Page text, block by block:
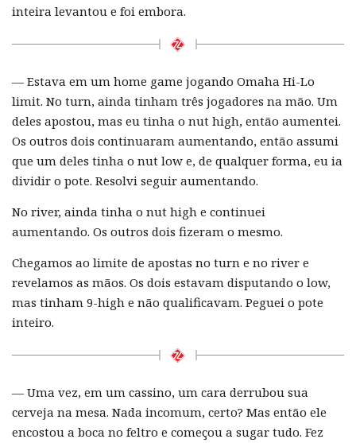
inteira levantou e foi embora.
— Estava em um home game jogando Omaha Hi-Lo
limit. No turn, ainda tinham três jogadores na mão. Um
deles apostou, mas eu tinha o nut high, então aumentei.
Os outros dois continuaram aumentando, então assumi
que um deles tinha o nut low e, de qualquer forma, eu ia
dividir o pote. Resolvi seguir aumentando.
No river, ainda tinha o nut high e continuei
aumentando. Os outros dois fizeram o mesmo.
Chegamos ao limite de apostas no turn e no river e
revelamos as mãos. Os dois estavam disputando o low,
mas tinham 9-high e não qualificavam. Peguei o pote
inteiro.
— Uma vez, em um cassino, um cara derrubou sua
cerveja na mesa. Nada incomum, certo? Mas então ele
encostou a boca no feltro e começou a sugar tudo. Fez